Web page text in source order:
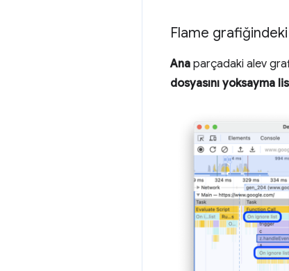
Flame
Ana parçadaki alev
dosyasını yoksayma